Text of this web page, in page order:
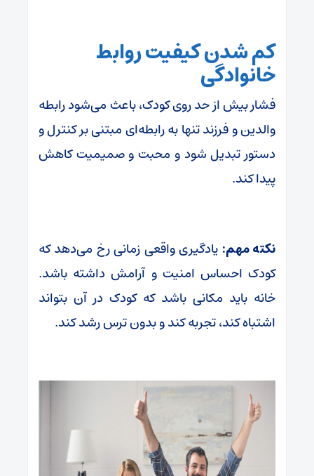
کم شدن کیفیت روابط
خانوادگی
فشار بیش از حد روی کودک، باعث می‌شود رابطه
والدین و فرزند تنها به رابطه‌ای مبتنی بر کنترل و
دستور تبدیل شود و محبت و صمیمیت کاهش
پیدا کند.
نکته مهم: یادگیری واقعی زمانی رخ می‌دهد که
کودک احساس امنیت و آرامش داشته باشد.
خانه باید مکانی باشد که کودک در آن بتواند
اشتباه کند، تجربه کند و بدون ترس رشد کند.